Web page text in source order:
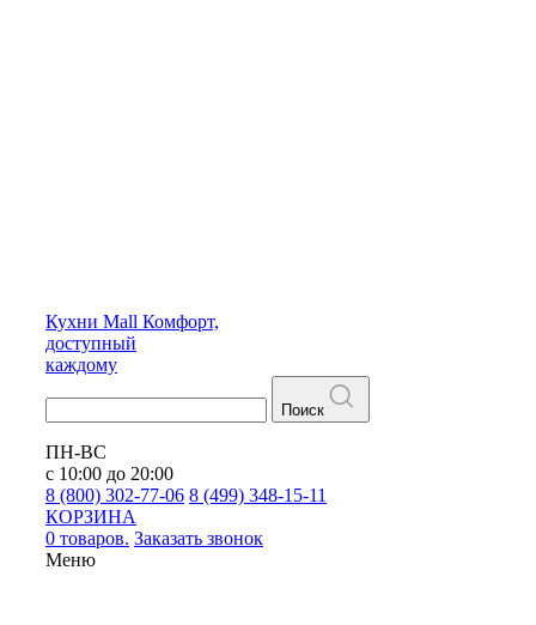
Кухни Mall Комфорт,
доступный
каждому
Поиск
ПН-ВС
с 10:00 до 20:00
8 (800) 302-77-06 8 (499) 348-15-11
КОРЗИНА
0 товаров. Заказать звонок
Меню